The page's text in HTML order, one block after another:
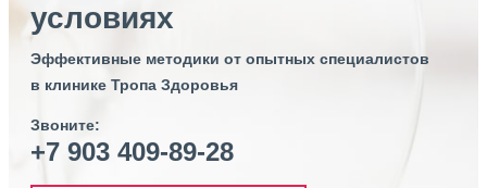
условиях
Эффективные методики от опытных специалистов
в клинике Тропа Здоровья
Звоните:
+7 903 409-89-28